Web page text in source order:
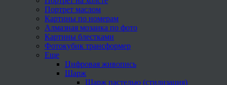
Портрет маслом
Картины по номерам
Алмазная мозаика по фото
Картины блестками
Фотокубик трансформер
Еще
Цифровая живопись
Шарж
Шарж пастелью (стилизация)